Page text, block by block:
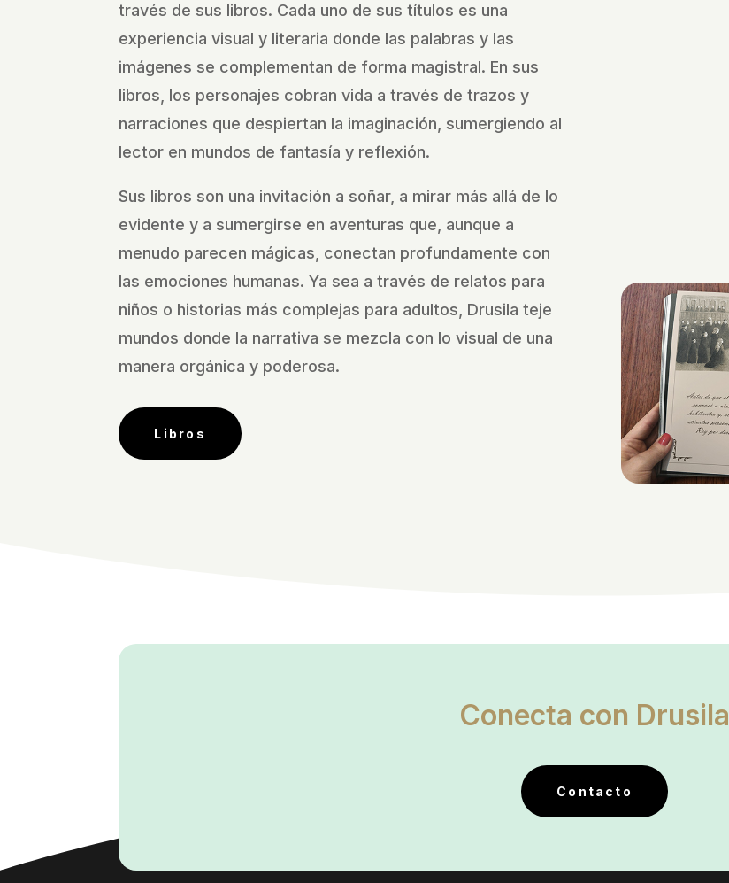
través de sus libros. Cada uno de sus títulos es una
experiencia visual y literaria donde las palabras y las
imágenes se complementan de forma magistral. En sus
libros, los personajes cobran vida a través de trazos y
narraciones que despiertan la imaginación, sumergiendo al
lector en mundos de fantasía y reflexión.
Sus libros son una invitación a soñar, a mirar más allá de lo
evidente y a sumergirse en aventuras que, aunque a
menudo parecen mágicas, conectan profundamente con
las emociones humanas. Ya sea a través de relatos para
niños o historias más complejas para adultos, Drusila teje
mundos donde la narrativa se mezcla con lo visual de una
manera orgánica y poderosa.
Libros
Conecta con Drusila
Contacto